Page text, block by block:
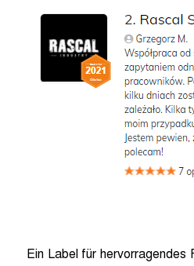
Ein Label für hervorragendes